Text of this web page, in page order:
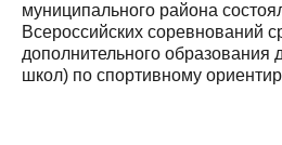
муниципального района
Всероссийских соревнований
дополнительного образования
школ) по спортивному